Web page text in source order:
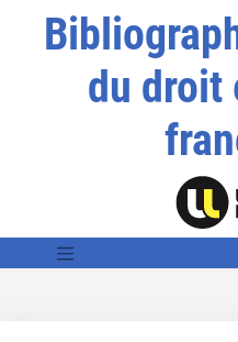
du droit